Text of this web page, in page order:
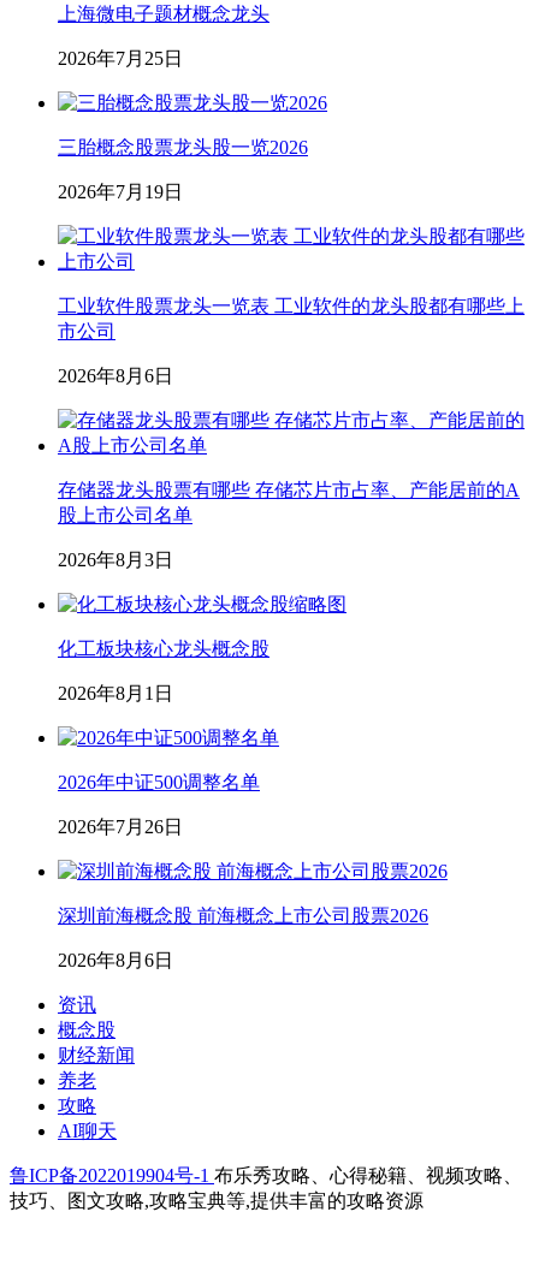
上海微电子题材概念龙头
2026年7月25日
三胎概念股票龙头股一览2026
2026年7月19日
工业软件股票龙头一览表 工业软件的龙头股都有哪些上
市公司
2026年8月6日
存储器龙头股票有哪些 存储芯片市占率、产能居前的A
股上市公司名单
2026年8月3日
化工板块核心龙头概念股
2026年8月1日
2026年中证500调整名单
2026年7月26日
深圳前海概念股 前海概念上市公司股票2026
2026年8月6日
资讯
概念股
财经新闻
养老
攻略
AI聊天
鲁ICP备2022019904号-1 布乐秀攻略、心得秘籍、视频攻略、
技巧、图文攻略,攻略宝典等,提供丰富的攻略资源